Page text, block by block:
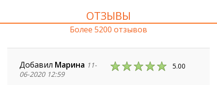
ОТЗЫВЫ
Более 5200 отзывов
5.00
Добавил Марина 11-
06-2020 12:59